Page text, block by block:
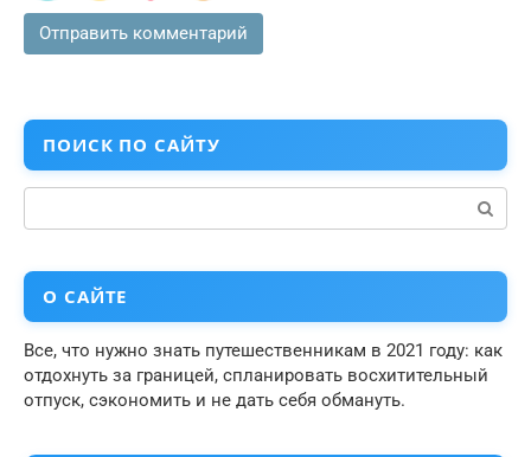
ПОИСК ПО САЙТУ
Поиск:
О САЙТЕ
Все, что нужно знать путешественникам в 2021 году: как
отдохнуть за границей, спланировать восхитительный
отпуск, сэкономить и не дать себя обмануть.